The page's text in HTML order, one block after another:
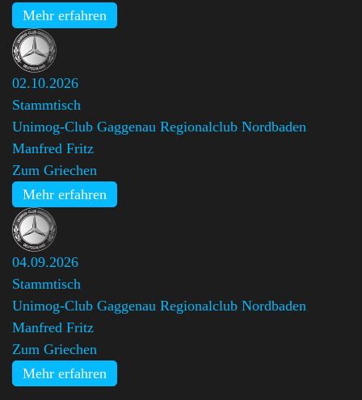
Mehr erfahren
02.10.2026
Stammtisch
Unimog-Club Gaggenau Regionalclub Nordbaden
Manfred Fritz
Zum Griechen
Mehr erfahren
04.09.2026
Stammtisch
Unimog-Club Gaggenau Regionalclub Nordbaden
Manfred Fritz
Zum Griechen
Mehr erfahren